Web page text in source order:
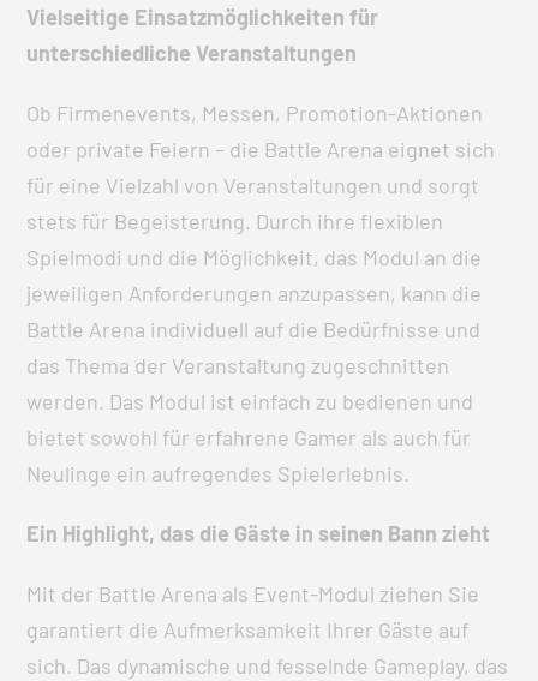
Vielseitige Einsatzmöglichkeiten für
unterschiedliche Veranstaltungen
Ob Firmenevents, Messen, Promotion-Aktionen
oder private Feiern – die Battle Arena eignet sich
für eine Vielzahl von Veranstaltungen und sorgt
stets für Begeisterung. Durch ihre flexiblen
Spielmodi und die Möglichkeit, das Modul an die
jeweiligen Anforderungen anzupassen, kann die
Battle Arena individuell auf die Bedürfnisse und
das Thema der Veranstaltung zugeschnitten
werden. Das Modul ist einfach zu bedienen und
bietet sowohl für erfahrene Gamer als auch für
Neulinge ein aufregendes Spielerlebnis.
Ein Highlight, das die Gäste in seinen Bann zieht
Mit der Battle Arena als Event-Modul ziehen Sie
garantiert die Aufmerksamkeit Ihrer Gäste auf
sich. Das dynamische und fesselnde Gameplay, das